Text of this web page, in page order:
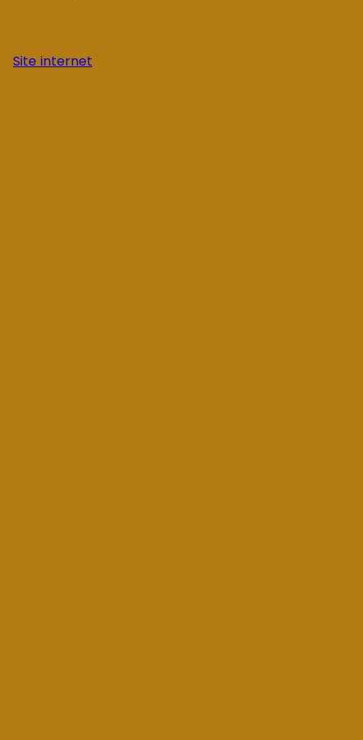
Site internet